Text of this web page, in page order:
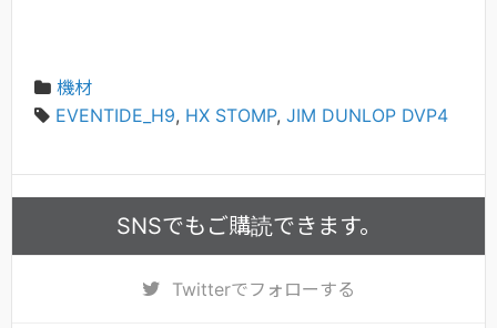
機材
EVENTIDE_H9, HX STOMP, JIM DUNLOP DVP4
SNSでもご購読できます。
Twitterでフォローする